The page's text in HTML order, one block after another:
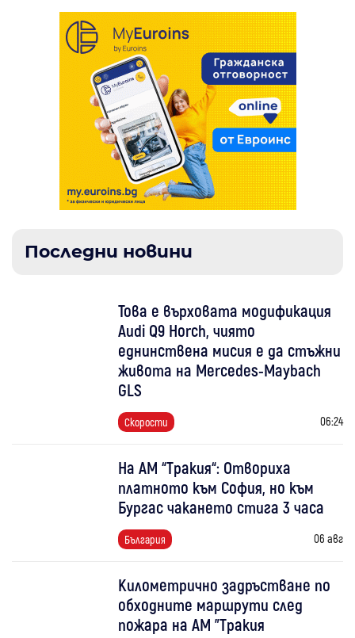
Последни новини
Това е върховата модификация
Audi Q9 Horch, чиято
еднинствена мисия е да стъжни
живота на Mercedes-Maybach
GLS
Скорости 06:24
На АМ “Тракия“: Отвориха
платното към София, но към
Бургас чакането стига 3 часа
България 06 авг
Километрично задръстване по
обходните маршрути след
пожара на АМ "Тракия